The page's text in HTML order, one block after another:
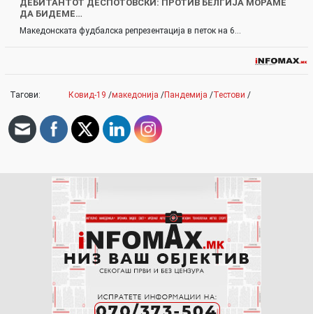
ДЕБИТАНТОТ ДЕСПОТОВСКИ: ПРОТИВ БЕЛГИЈА МОРАМЕ
ДА БИДЕМЕ…
Македонската фудбалска репрезентација в петок на 6…
Тагови: Ковид-19 /македонија /Пандемија /Тестови /